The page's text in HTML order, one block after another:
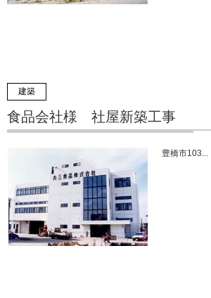
建築
食品会社様 社屋新築工事
豊橋市103...